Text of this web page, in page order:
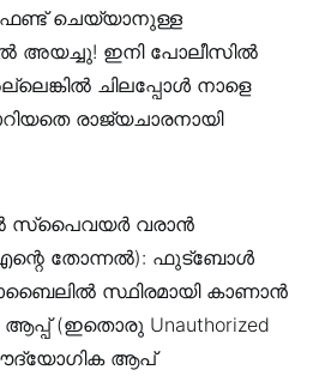
ചെയ്യാനുള്ള
അയച്ചു! ഇനി പോലീസിൽ
ചിലപ്പോൾ നാളെ
രാജ്യചാരനായി
സ്പൈവയർ വരാൻ
തോന്നൽ): ഫുട്ബോൾ
സ്ഥിരമായി കാണാൻ
ആപ്പ് (ഇതൊരു Unauthorized
ഔദ്യോഗിക ആപ്